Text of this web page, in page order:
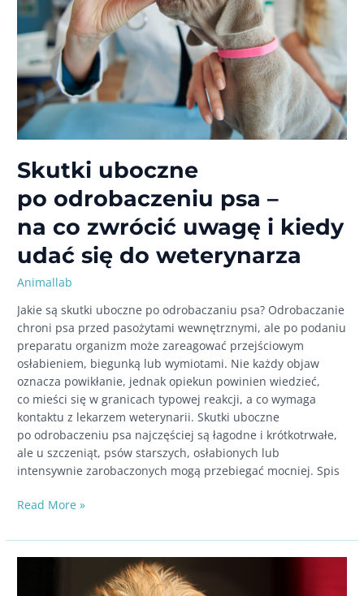
się
do weterynarza
Skutki uboczne
po odrobaczeniu psa –
na co zwrócić uwagę i kiedy
udać się do weterynarza
Animallab
Jakie są skutki uboczne po odrobaczaniu psa? Odrobaczanie
chroni psa przed pasożytami wewnętrznymi, ale po podaniu
preparatu organizm może zareagować przejściowym
osłabieniem, biegunką lub wymiotami. Nie każdy objaw
oznacza powikłanie, jednak opiekun powinien wiedzieć,
co mieści się w granicach typowej reakcji, a co wymaga
kontaktu z lekarzem weterynarii. Skutki uboczne
po odrobaczeniu psa najczęściej są łagodne i krótkotrwałe,
ale u szczeniąt, psów starszych, osłabionych lub
intensywnie zarobaczonych mogą przebiegać mocniej. Spis
Skutki
po odrobaczeniu
psa
Read More »